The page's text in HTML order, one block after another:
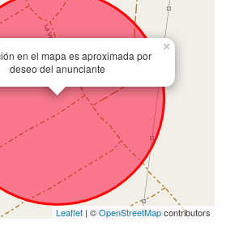
en el mapa es aproximada por
deseo del anunciante
×
Leaflet | ©OpenStreetMapcontributors